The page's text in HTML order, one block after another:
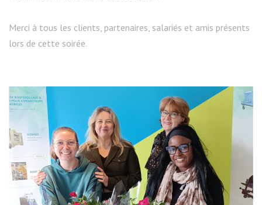
Merci à tous les clients, partenaires, salariés et amis présents
lors de cette soirée.